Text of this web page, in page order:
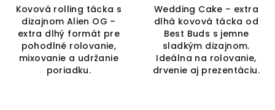
Kovová rolling tácka s
dizajnom Alien OG –
extra dlhý formát pre
pohodlné rolovanie,
mixovanie a udržanie
poriadku.
Wedding Cake – extra
dlhá kovová tácka od
Best Buds s jemne
sladkým dizajnom.
Ideálna na rolovanie,
drvenie aj prezentáciu.